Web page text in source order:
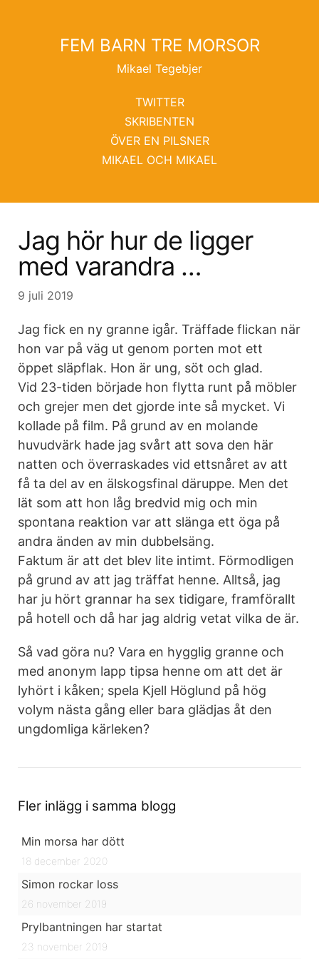
FEM BARN TRE MORSOR
Mikael Tegebjer
TWITTER
SKRIBENTEN
ÖVER EN PILSNER
MIKAEL OCH MIKAEL
Jag hör hur de ligger
med varandra …
9 juli 2019
Jag fick en ny granne igår. Träffade flickan när
hon var på väg ut genom porten mot ett
öppet släpflak. Hon är ung, söt och glad.
Vid 23-tiden började hon flytta runt på möbler
och grejer men det gjorde inte så mycket. Vi
kollade på film. På grund av en molande
huvudvärk hade jag svårt att sova den här
natten och överraskades vid ettsnåret av att
få ta del av en älskogsfinal däruppe. Men det
lät som att hon låg bredvid mig och min
spontana reaktion var att slänga ett öga på
andra änden av min dubbelsäng.
Faktum är att det blev lite intimt. Förmodligen
på grund av att jag träffat henne. Alltså, jag
har ju hört grannar ha sex tidigare, framförallt
på hotell och då har jag aldrig vetat vilka de är.
Så vad göra nu? Vara en hygglig granne och
med anonym lapp tipsa henne om att det är
lyhört i kåken; spela Kjell Höglund på hög
volym nästa gång eller bara glädjas åt den
ungdomliga kärleken?
Fler inlägg i samma blogg
Min morsa har dött
18 december 2020
Simon rockar loss
26 november 2019
Prylbantningen har startat
23 november 2019